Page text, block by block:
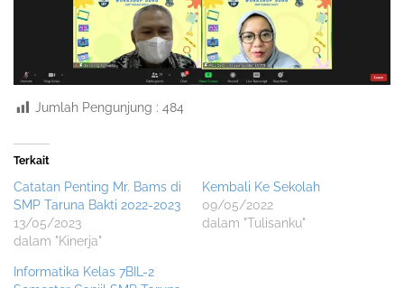
Jumlah Pengunjung : 484
Terkait
Catatan Penting Mr. Bams di
SMP Taruna Bakti 2022-2023
13/05/2023
dalam "Kinerja"
Kembali Ke Sekolah
09/05/2022
dalam "Tulisanku"
Informatika Kelas 7BIL-2